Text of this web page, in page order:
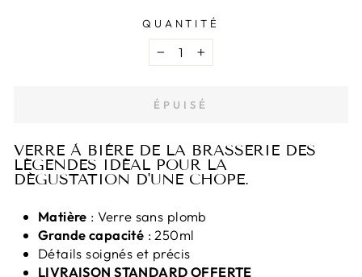
QUANTITÉ
− +
ÉPUISÉ
VERRE À BIÈRE DE LA BRASSERIE DES
LÉGENDES IDÉAL POUR LA
DÉGUSTATION D'UNE CHOPE.
Matière : Verre sans plomb
Grande capacité : 250ml
Détails soignés et précis
LIVRAISON STANDARD OFFERTE